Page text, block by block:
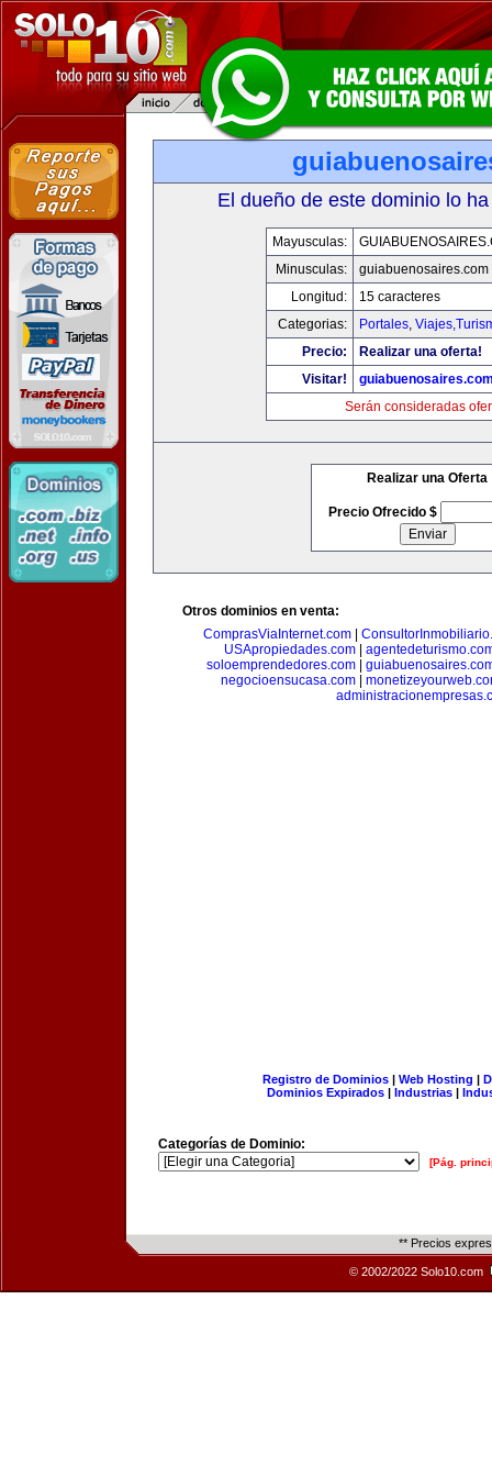
El dueño de este dominio lo
Mayusculas:
Minusculas:
guiabuenosaires.com
Longitud:
15 caracteres
Categorias:
Portales,
Precio:
Realizar una oferta!
Visitar!
Serán consideradas
Realizar una Oferta
Precio Ofrecido $
Otros dominios en venta:
ComprasViaInternet.com
USApropiedades.com|
soloemprendedores.com|
negocioensucasa.com
Registro de Dominios| Web Hosting |
Dominios Expirados | Industrias |
Categorías de Dominio:
[Pág.
** Precios
© 2002/2022 Solo10.com